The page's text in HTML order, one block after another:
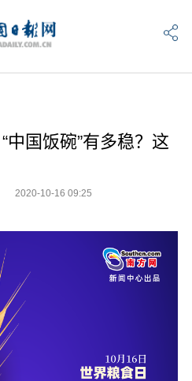
中国饭碗”有多稳？这
2020-10-16 09:25